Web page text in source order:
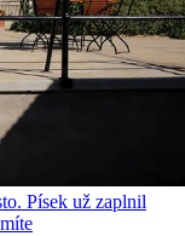
Písek už zaplnil